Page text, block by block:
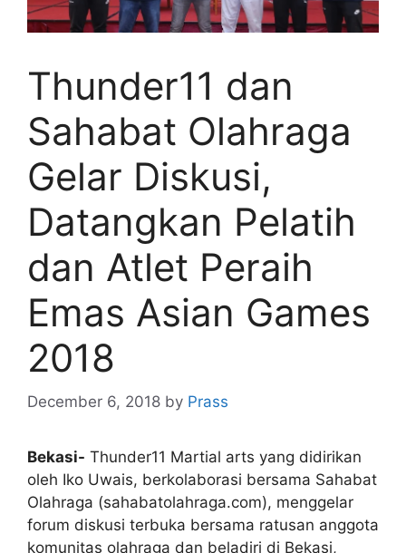
Thunder11 dan
Sahabat Olahraga
Gelar Diskusi,
Datangkan Pelatih
dan Atlet Peraih
Emas Asian Games
2018
December 6, 2018 by Prass
Bekasi- Thunder11 Martial arts yang didirikan
oleh Iko Uwais, berkolaborasi bersama Sahabat
Olahraga (sahabatolahraga.com), menggelar
forum diskusi terbuka bersama ratusan anggota
komunitas olahraga dan beladiri di Bekasi,